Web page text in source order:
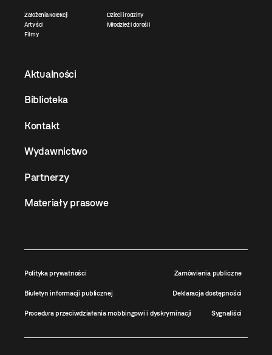
Założenia kolekcji
Artyści
Filmy
Dzieci i rodziny
Młodzież i dorośli
Aktualności
Biblioteka
Kontakt
Wydawnictwo
Partnerzy
Materiały prasowe
Polityka prywatności Zamówienia publiczne
Biuletyn informacji publicznej Deklaracja dostępności
Procedura przeciwdziałania mobbingowi i dyskryminacji Sygnaliści